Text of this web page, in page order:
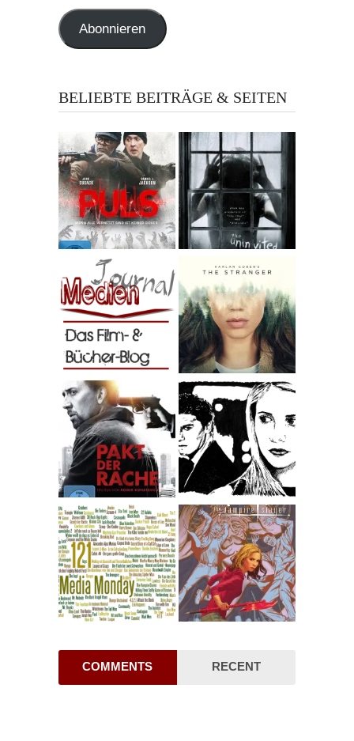
Abonnieren
BELIEBTE BEITRÄGE & SEITEN
COMMENTS RECENT